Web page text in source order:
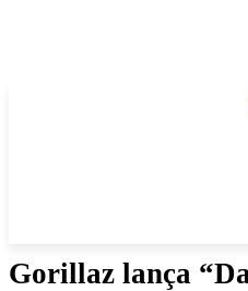
Gorillaz lança